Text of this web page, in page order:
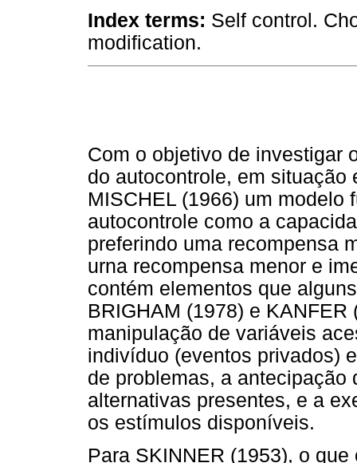
Index terms: Self control.
modification.
Com o objetivo de investigar
do autocontrole, em
MISCHEL (1966) um modelo
autocontrole como a
preferindo uma recompensa
urna recompensa menor e
contém elementos que
BRIGHAM (1978) e
manipulação de variáveis
indivíduo (eventos privados)
de problemas, a
alternativas presentes, e a
os estímulos disponíveis.
Para SKINNER (1953), o